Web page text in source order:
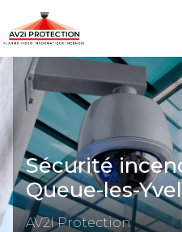
Sécurité
Queue-les-
AV2I Protection
Panneau de gestion des